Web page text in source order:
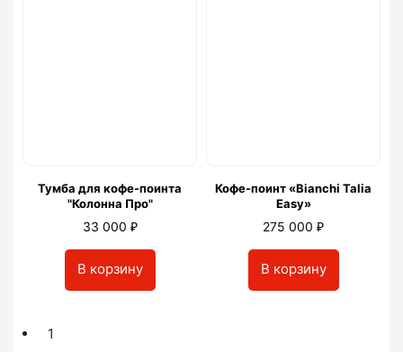
Тумба для кофе-поинта
"Колонна Про"
33 000 ₽
В корзину
Кофе-поинт «Bianchi Talia
Easy»
275 000 ₽
В корзину
1